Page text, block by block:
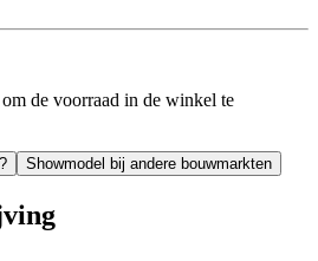
de voorraad in de winkel te
Showmodel bij andere bouwmarkten